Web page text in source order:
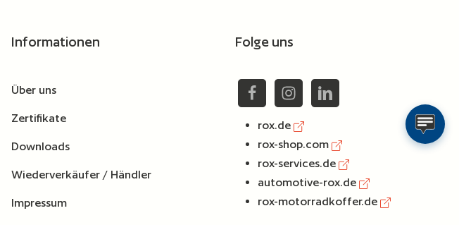
Informationen
Über uns
Zertifikate
Downloads
Wiederverkäufer / Händler
Impressum
Folge uns
rox.de
rox-shop.com
rox-services.de
automotive-rox.de
rox-motorradkoffer.de